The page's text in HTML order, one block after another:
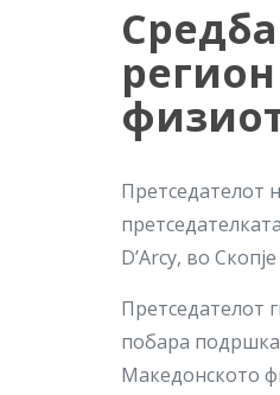
Претседателот
D’Arcy, во
Претседателот
побара подршка
Македонското